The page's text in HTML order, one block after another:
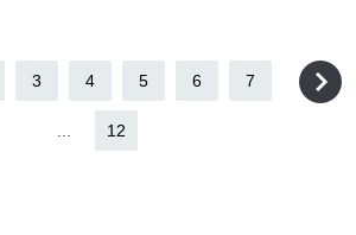
3 4 5 6 7
12